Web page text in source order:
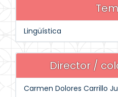
Lingüística
Director /
Carmen Dolores Carrillo